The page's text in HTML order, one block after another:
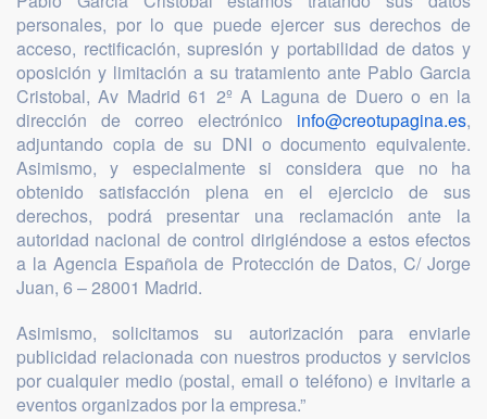
personales, por lo que puede ejercer sus derechos de
acceso, rectificación, supresión y portabilidad de datos y
oposición y limitación a su tratamiento ante Pablo Garcia
Cristobal, Av Madrid 61 2º A Laguna de Duero o en la
dirección de correo electrónico info@creotupagina.es,
adjuntando copia de su DNI o documento equivalente.
Asimismo, y especialmente si considera que no ha
obtenido satisfacción plena en el ejercicio de sus
derechos, podrá presentar una reclamación ante la
autoridad nacional de control dirigiéndose a estos efectos
a la Agencia Española de Protección de Datos, C/ Jorge
Juan, 6 – 28001 Madrid.
Asimismo, solicitamos su autorización para enviarle
publicidad relacionada con nuestros productos y servicios
por cualquier medio (postal, email o teléfono) e invitarle a
eventos organizados por la empresa.”